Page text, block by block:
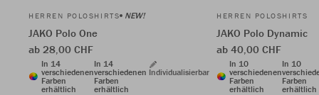
HERREN POLOSHIRTS NEW!
JAKO Polo One
ab 28,00 CHF
In 14
verschiedenen
Farben
erhältlich
In 14
verschiedenen
Farben
erhältlich
Individualisierbar
HERREN POLOSHIRTS
JAKO Polo Dynamic
ab 40,00 CHF
In 10
verschiedenen
Farben
erhältlich
In 10
Farben
erhältlich